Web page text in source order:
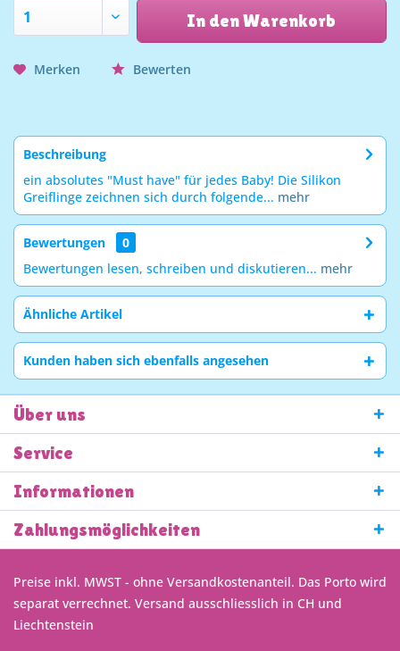
In den Warenkorb
Merken Bewerten
Beschreibung
ein absolutes "Must have" für jedes Baby! Die Silikon
Greiflinge zeichnen sich durch folgende... mehr
Bewertungen
0
Bewertungen lesen, schreiben und diskutieren... mehr
Ähnliche Artikel
Kunden haben sich ebenfalls angesehen
Über uns
Service
Informationen
Zahlungsmöglichkeiten
Preise inkl. MWST - ohne Versandkostenanteil. Das Porto wird
separat verrechnet. Versand ausschliesslich in CH und
Liechtenstein